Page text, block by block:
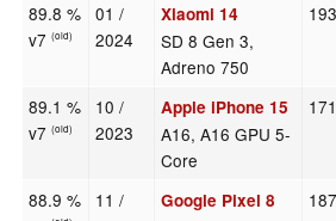
89.8 %
v7(old)
01 /
2024
Xiaomi 14
SD 8 Gen 3,
Adreno 750
89.1 %
v7(old)
10 /
2023
Apple iPhone 15
A16, A16 GPU 5-
Core
88.9 %
11 /
Google Pixel 8